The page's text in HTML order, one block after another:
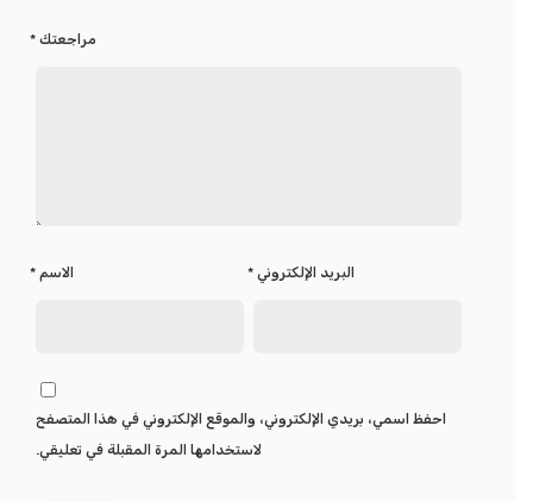
مراجعتك *
الاسم * البريد الإلكتروني*
احفظ اسمي، بريدي الإلكتروني، والموقع الإلكتروني في هذا المتصفح
لاستخدامها المرة المقبلة في تعليقي.